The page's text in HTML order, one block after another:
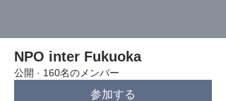
NPO inter Fukuoka
公開 · 160名のメンバー
参加する